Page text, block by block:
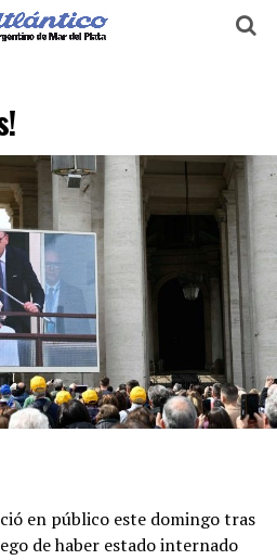
en público este domingo tras
de haber estado internado